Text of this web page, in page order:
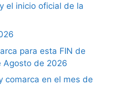
el inicio oficial de la
para esta FIN de
Agosto de 2026
comarca en el mes de